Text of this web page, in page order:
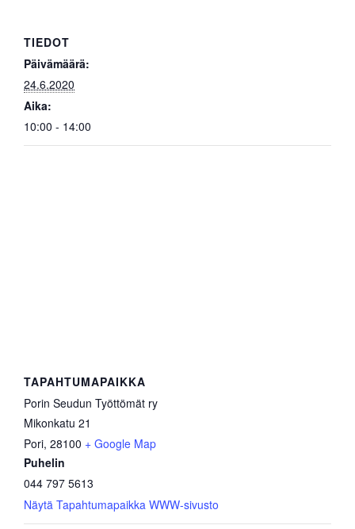
TIEDOT
Päivämäärä:
24.6.2020
Aika:
10:00 - 14:00
TAPAHTUMAPAIKKA
Porin Seudun Työttömät ry
Mikonkatu 21
Pori, 28100 + Google Map
Puhelin
044 797 5613
Näytä Tapahtumapaikka WWW-sivusto